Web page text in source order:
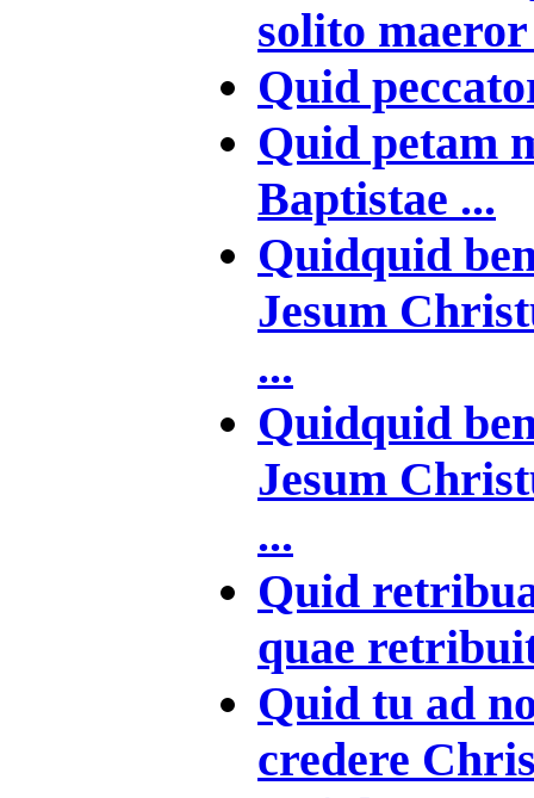
solito
Quid
Quid petam
Baptistae ...
Quidquid
Jesum
...
Quidquid
Jesum
...
Quid
quae
Quid tu ad
credere